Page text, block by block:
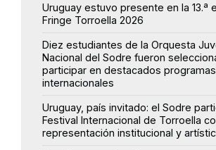
Uruguay estuvo presente en la 13.ª
Fringe Torroella 2026
Diez estudiantes de la Orquesta
Nacional del Sodre fueron
participar en destacados programas
internacionales
Uruguay, país invitado: el Sodre
Festival Internacional de Torroella
representación institucional y